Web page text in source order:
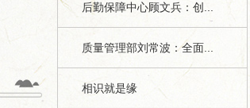
后勤保障中心顾文兵：创...
质量管理部刘常波：全面...
相识就是缘